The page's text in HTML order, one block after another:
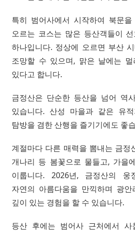
특히 범어사에서 시작하여 북문
오르는 코스는 많은 등산객들이
하나입니다. 정상에 오르면 부산
조망할 수 있으며, 맑은 날에는
있다고 합니다.
금정산은 단순한 등산을 넘어 역
있습니다. 산성 마을과 같은 유
탐방을 겸한 산행을 즐기기에도 좋
계절마다 다른 매력을 뽐내는 금정
개나리 등 봄꽃으로 물들고, 가을
이룹니다. 2026년, 금정산의 웅
자연의 아름다움을 만끽하며 광
깊이 있는 경험을 할 수 있습니다.
등산 후에는 범어사 근처에서 사